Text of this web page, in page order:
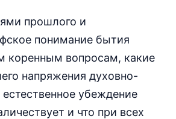
прошлого и
понимание бытия
коренным вопросам, какие
напряжения духовно-
убеждение
и что при всех